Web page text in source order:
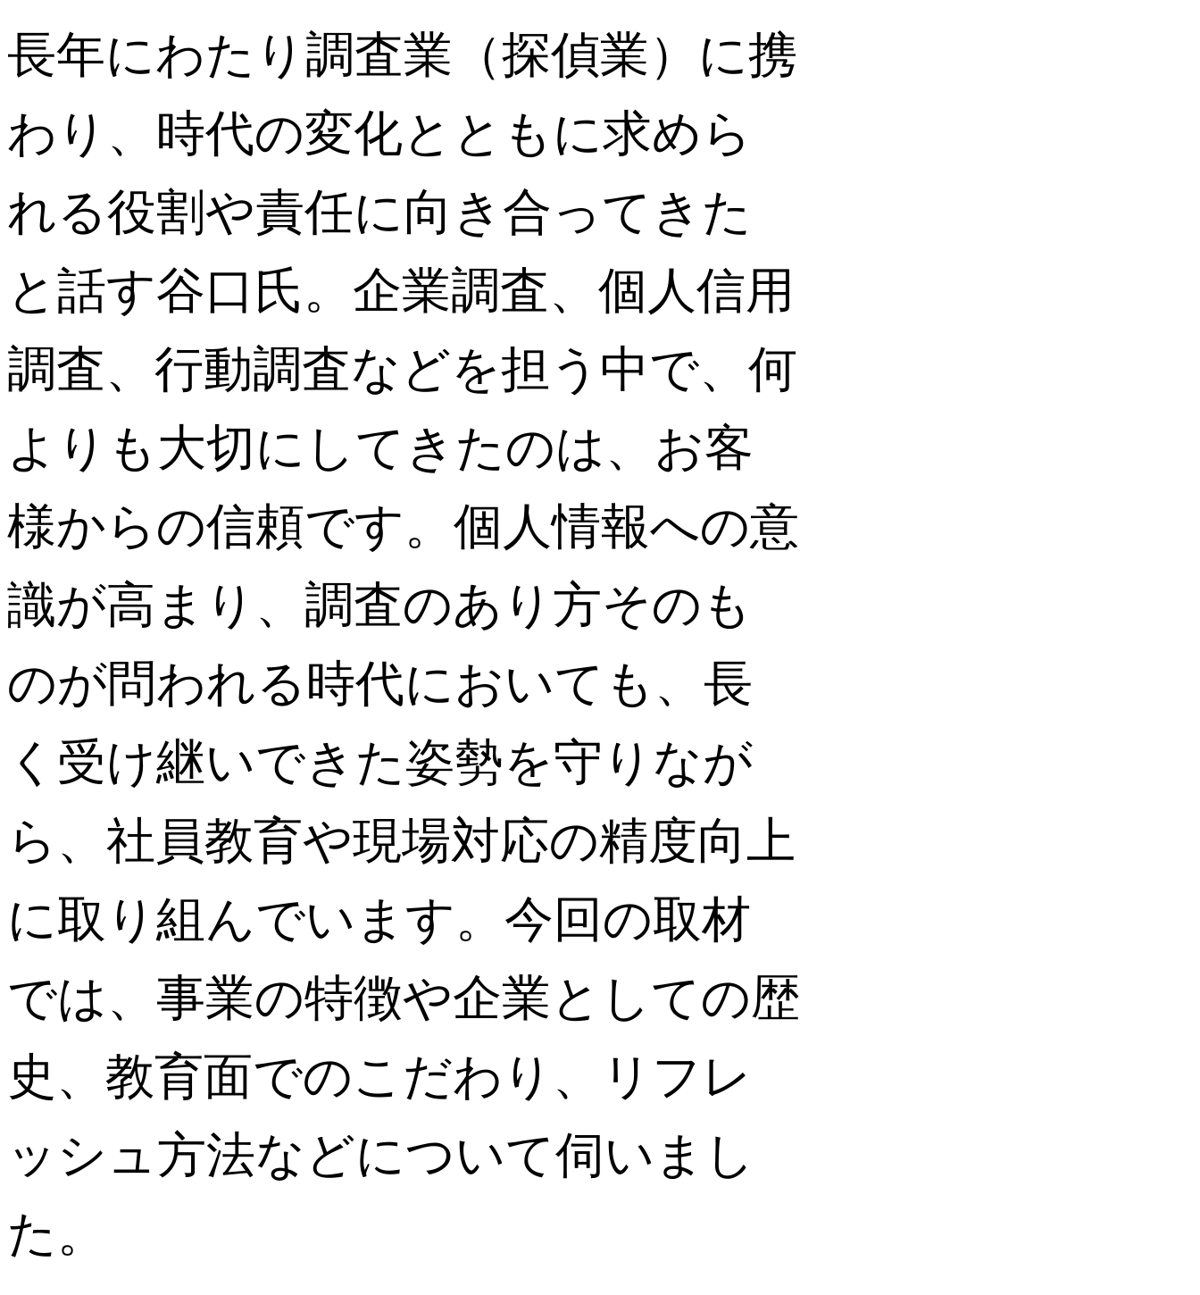
長年にわたり調査業（探偵業）に携
わり、時代の変化とともに求めら
れる役割や責任に向き合ってきた
と話す谷口氏。企業調査、個人信用
調査、行動調査などを担う中で、何
よりも大切にしてきたのは、お客
様からの信頼です。個人情報への意
識が高まり、調査のあり方そのも
のが問われる時代においても、長
く受け継いできた姿勢を守りなが
ら、社員教育や現場対応の精度向上
に取り組んでいます。今回の取材
では、事業の特徴や企業としての歴
史、教育面でのこだわり、リフレ
ッシュ方法などについて伺いまし
た。